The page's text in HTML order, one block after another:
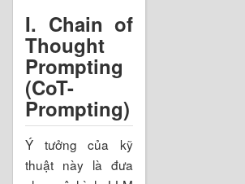
I. Chain of
Thought
Prompting
(CoT-
Prompting)
Ý tưởng của kỹ
thuật này là đưa